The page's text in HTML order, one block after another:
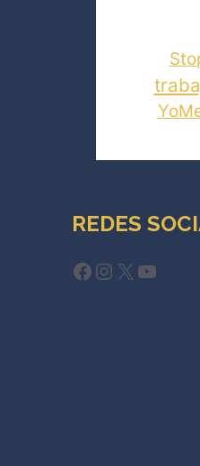
REDES
Facebook
Instagram
X